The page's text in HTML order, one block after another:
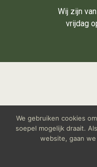
Wij zijn
vrijdag
We gebruiken cookies
soepel mogelijk draait.
website, gaan